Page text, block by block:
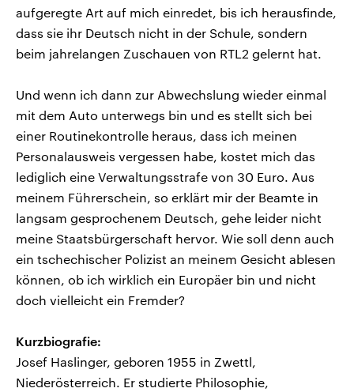
aufgeregte Art auf mich einredet, bis ich herausfinde,
dass sie ihr Deutsch nicht in der Schule, sondern
beim jahrelangen Zuschauen von RTL2 gelernt hat.
Und wenn ich dann zur Abwechslung wieder einmal
mit dem Auto unterwegs bin und es stellt sich bei
einer Routinekontrolle heraus, dass ich meinen
Personalausweis vergessen habe, kostet mich das
lediglich eine Verwaltungsstrafe von 30 Euro. Aus
meinem Führerschein, so erklärt mir der Beamte in
langsam gesprochenem Deutsch, gehe leider nicht
meine Staatsbürgerschaft hervor. Wie soll denn auch
ein tschechischer Polizist an meinem Gesicht ablesen
können, ob ich wirklich ein Europäer bin und nicht
doch vielleicht ein Fremder?
Kurzbiografie:
Josef Haslinger, geboren 1955 in Zwettl,
Niederösterreich. Er studierte Philosophie,